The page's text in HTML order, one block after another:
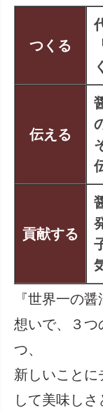
つくる
伝える
貢献する
『世界一の
想いで、３つ
つ、
新しいことに
して美味し